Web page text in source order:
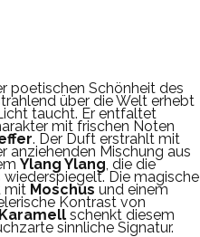
poetischen Schönheit des
über die Welt erhebt
taucht. Er entfaltet
mit frischen Noten
. Der Duft erstrahlt mit
anziehenden Mischung aus
Ylang Ylang, die die
Die magische
mit Moschus und einem
Kontrast von
Karamell schenkt diesem
sinnliche Signatur.